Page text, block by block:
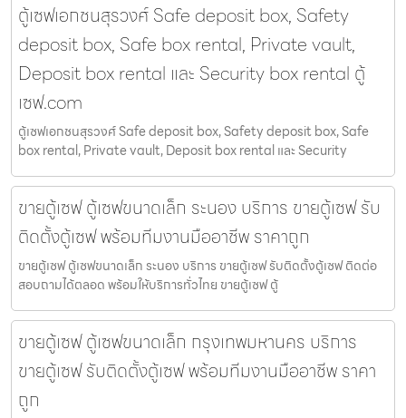
ตู้เซฟเอกชนสุรวงศ์ Safe deposit box, Safety
deposit box, Safe box rental, Private vault,
Deposit box rental และ Security box rental ตู้
เซฟ.com
ตู้เซฟเอกชนสุรวงศ์ Safe deposit box, Safety deposit box, Safe
box rental, Private vault, Deposit box rental และ Security
ขายตู้เซฟ ตู้เซฟขนาดเล็ก ระนอง บริการ ขายตู้เซฟ รับ
ติดตั้งตู้เซฟ พร้อมทีมงานมืออาชีพ ราคาถูก
ขายตู้เซฟ ตู้เซฟขนาดเล็ก ระนอง บริการ ขายตู้เซฟ รับติดตั้งตู้เซฟ ติดต่อ
สอบถามได้ตลอด พร้อมให้บริการทั่วไทย ขายตู้เซฟ ตู้
ขายตู้เซฟ ตู้เซฟขนาดเล็ก กรุงเทพมหานคร บริการ
ขายตู้เซฟ รับติดตั้งตู้เซฟ พร้อมทีมงานมืออาชีพ ราคา
ถูก